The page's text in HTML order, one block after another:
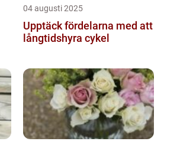
04 augusti 2025
Upptäck fördelarna med att
långtidshyra cykel